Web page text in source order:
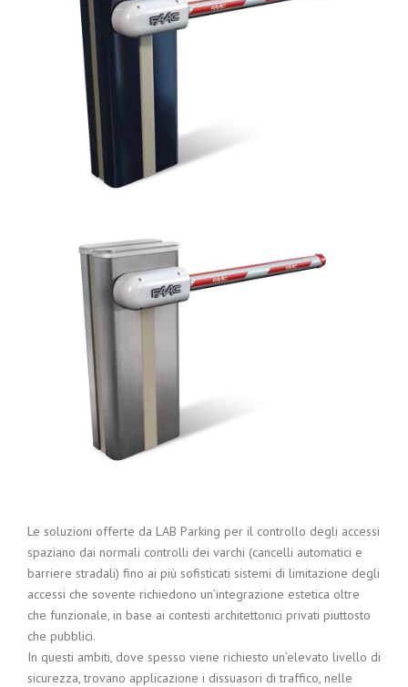
Le soluzioni offerte da LAB Parking per il controllo degli accessi
spaziano dai normali controlli dei varchi (cancelli automatici e
barriere stradali) fino ai più sofisticati sistemi di limitazione degli
accessi che sovente richiedono un’integrazione estetica oltre
che funzionale, in base ai contesti architettonici privati piuttosto
che pubblici.
In questi ambiti, dove spesso viene richiesto un’elevato livello di
sicurezza, trovano applicazione i dissuasori di traffico, nelle